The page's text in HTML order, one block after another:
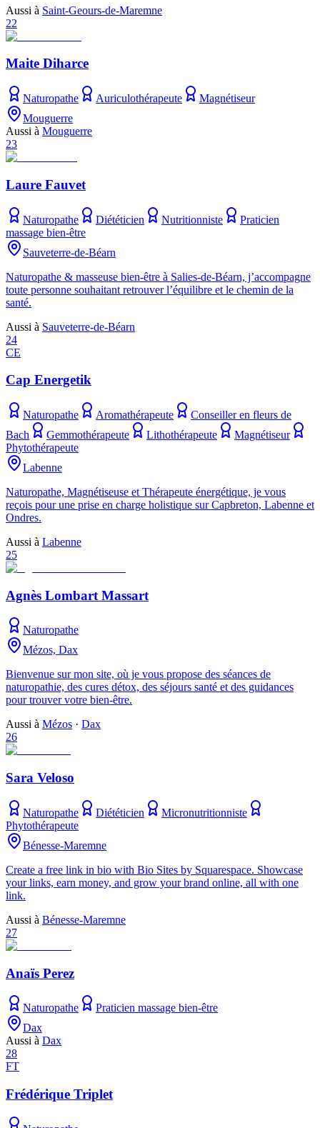
Aussi à Saint-Geours-de-Maremne
22
Maite Diharce
Naturopathe Auriculothérapeute
Magnétiseur
Mouguerre
Aussi à Mouguerre
23
Laure Fauvet
Naturopathe Diététicien Nutritionniste
Praticien
massage bien-être
Sauveterre-de-Béarn
Naturopathe & masseuse bien-être à Salies-de-Béarn, j’accompagne
toute personne souhaitant retrouver l’équilibre et le chemin de la
santé.
Aussi à Sauveterre-de-Béarn
24
CE
Cap Energetik
Naturopathe Aromathérapeute
Conseiller en fleurs de
Bach
Gemmothérapeute Lithothérapeute
Magnétiseur
Phytothérapeute
Labenne
Naturopathe, Magnétiseuse et Thérapeute énergétique, je vous
reçois pour une prise en charge holistique sur Capbreton, Labenne et
Ondres.
Aussi à Labenne
25
Agnès Lombart Massart
Naturopathe
Mézos, Dax
Bienvenue sur mon site, où je vous propose des séances de
naturopathie, des cures détox, des séjours santé et des guidances
pour trouver votre bien-être.
Aussi à Mézos · Dax
26
Sara Veloso
Naturopathe Diététicien
Micronutritionniste
Phytothérapeute
Bénesse-Maremne
Create a free link in bio with Bio Sites by Squarespace. Showcase
your links, earn money, and grow your brand online, all with one
link.
Aussi à Bénesse-Maremne
27
Anaïs Perez
Naturopathe
Praticien massage bien-être
Dax
Aussi à Dax
28
FT
Frédérique Triplet